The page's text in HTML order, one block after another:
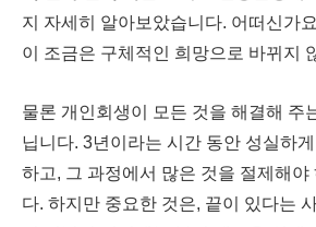
지 자세히 알아보았습니다. 어떠신가
이 조금은 구체적인 희망으로 바뀌지
물론 개인회생이 모든 것을 해결해 주
닙니다. 3년이라는 시간 동안 성실하
하고, 그 과정에서 많은 것을 절제해야
다. 하지만 중요한 것은, 끝이 있다는